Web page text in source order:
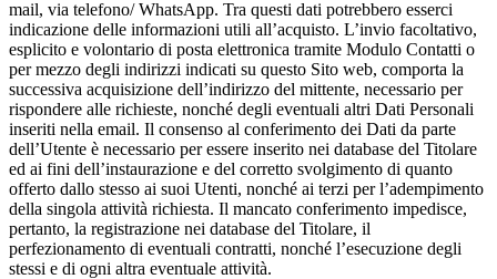
mail, via telefono/ WhatsApp. Tra questi dati potrebbero esserci
indicazione delle informazioni utili all’acquisto. L’invio facoltativo,
esplicito e volontario di posta elettronica tramite Modulo Contatti o
per mezzo degli indirizzi indicati su questo Sito web, comporta la
successiva acquisizione dell’indirizzo del mittente, necessario per
rispondere alle richieste, nonché degli eventuali altri Dati Personali
inseriti nella email. Il consenso al conferimento dei Dati da parte
dell’Utente è necessario per essere inserito nei database del Titolare
ed ai fini dell’instaurazione e del corretto svolgimento di quanto
offerto dallo stesso ai suoi Utenti, nonché ai terzi per l’adempimento
della singola attività richiesta. Il mancato conferimento impedisce,
pertanto, la registrazione nei database del Titolare, il
perfezionamento di eventuali contratti, nonché l’esecuzione degli
stessi e di ogni altra eventuale attività.